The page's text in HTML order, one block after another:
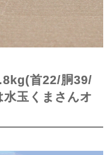
首22/胴39/
玉くまさんオ